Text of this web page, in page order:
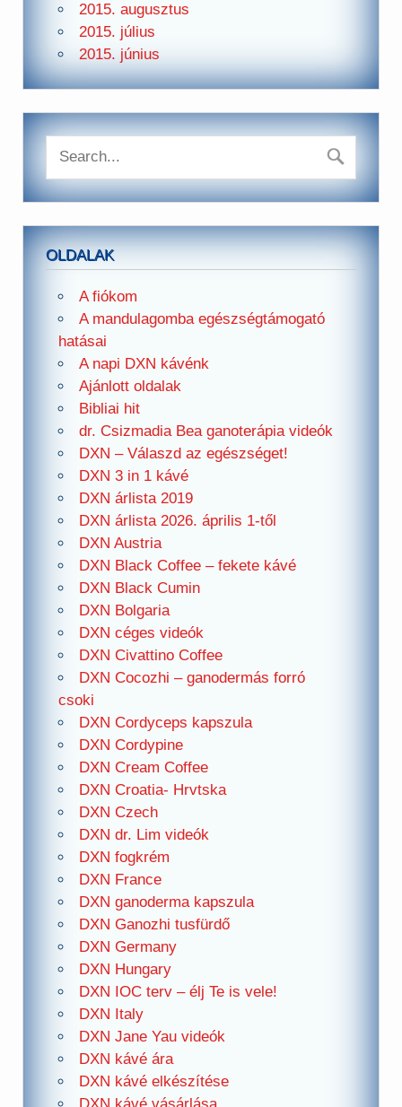
2015. augusztus
2015. július
2015. június
OLDALAK
A fiókom
A mandulagomba egészségtámogató
hatásai
A napi DXN kávénk
Ajánlott oldalak
Bibliai hit
dr. Csizmadia Bea ganoterápia videók
DXN – Válaszd az egészséget!
DXN 3 in 1 kávé
DXN árlista 2019
DXN árlista 2026. április 1-től
DXN Austria
DXN Black Coffee – fekete kávé
DXN Black Cumin
DXN Bolgaria
DXN céges videók
DXN Civattino Coffee
DXN Cocozhi – ganodermás forró
csoki
DXN Cordyceps kapszula
DXN Cordypine
DXN Cream Coffee
DXN Croatia- Hrvtska
DXN Czech
DXN dr. Lim videók
DXN fogkrém
DXN France
DXN ganoderma kapszula
DXN Ganozhi tusfürdő
DXN Germany
DXN Hungary
DXN IOC terv – élj Te is vele!
DXN Italy
DXN Jane Yau videók
DXN kávé ára
DXN kávé elkészítése